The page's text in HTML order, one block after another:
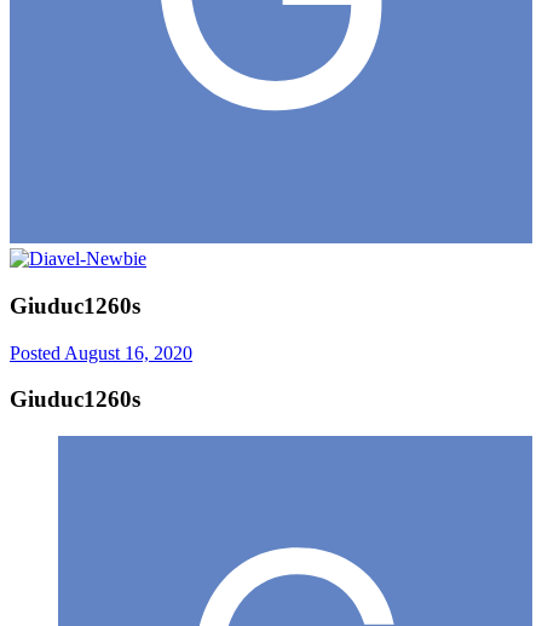
Giuduc1260s
Posted August 16, 2020
Giuduc1260s